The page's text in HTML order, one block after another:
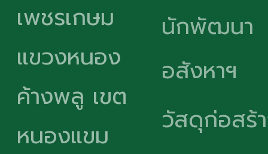
เพชรเกษม
แขวงหนอง
ค้างพลู เขต
หนองแขม
นักพัฒนา
อสังหาฯ
วัสดุก่อสร้